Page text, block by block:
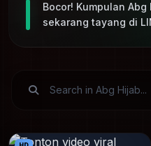
Bocor! Kumpulan
sekarang tayang di